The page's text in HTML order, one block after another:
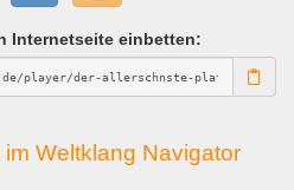
Internetseite einbetten:
Weltklang Navigator